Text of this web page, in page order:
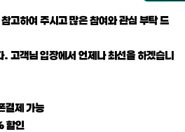
고하여 주시고 많은 참여와 관심 부탁 드
고객님 입장에서 언제나 최선을 하겠습니
결제 가능
할인